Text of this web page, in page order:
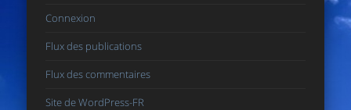
Connexion
Flux des publications
Flux des commentaires
Site de WordPress-FR